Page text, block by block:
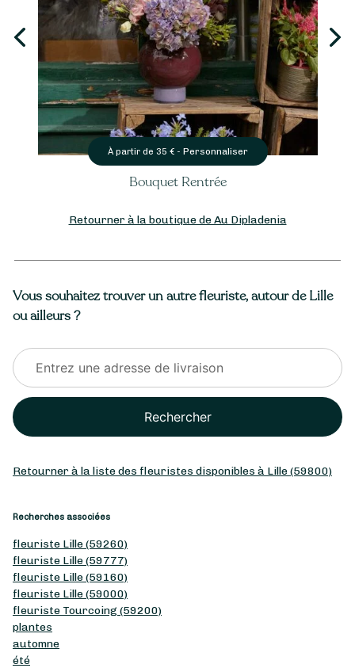
À partir de 35€ -Personnaliser
Bouquet Rentrée
Retourner à la boutique de Au Dipladenia
Vous souhaitez trouver un autre fleuriste, autour de Lille
ou ailleurs ?
Rechercher
Retourner à la liste des fleuristes disponibles à Lille (59800)
Recherches associées
fleuriste Lille (59260)
fleuriste Lille (59777)
fleuriste Lille (59160)
fleuriste Lille (59000)
fleuriste Tourcoing (59200)
plantes
automne
été